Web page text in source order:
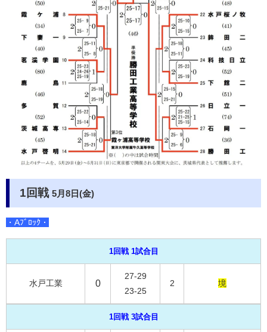
1回戦 5月8日(金)
・Aﾌﾞﾛｯｸ・
1回戦 1試合目
水戸工業 0
27-29
23-25
2 境
1回戦 3試合目